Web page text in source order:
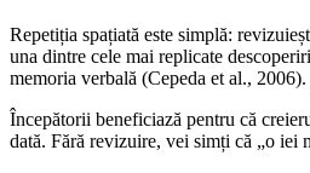
Repetiția spațiată este simplă:
una dintre cele mai replicate
memoria verbală (Cepeda et al., 2006).
Începătorii beneficiază pentru că
dată. Fără revizuire, vei simți că „o iei